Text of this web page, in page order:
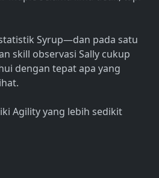
Syrup—dan pada satu
skill observasi Sally cukup
dengan tepat apa yang
Agility yang lebih sedikit